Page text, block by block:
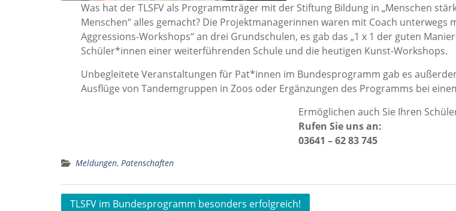
Was hat der TLSFV als Programmträger mit der Stiftung Bildung in „Menschen
Menschen“ alles gemacht? Die Projektmanagerinnen waren mit Coach unterwegs
Aggressions-Workshops“ an drei Grundschulen, es gab das „1 x 1 der guten
Schüler*innen einer weiterführenden Schule und die heutigen Kunst-Workshops.
Unbegleitete Veranstaltungen für Pat*innen im Bundesprogramm gab es
Ausflüge von Tandemgruppen in Zoos oder Ergänzungen des Programms bei
Ermöglichen auch Sie Ihren
Rufen Sie uns an:
03641 – 62 83 745
Meldungen, Patenschaften
Beitragsnavigation
TLSFV im Bundesprogramm besonders erfolgreich!